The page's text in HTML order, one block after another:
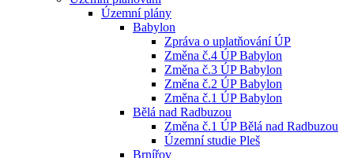
Územní plány
Babylon
Zpráva o uplatňování ÚP
Změna č.4 ÚP Babylon
Změna č.3 ÚP Babylon
Změna č.2 ÚP Babylon
Změna č.1 ÚP Babylon
Bělá nad Radbuzou
Změna č.1 ÚP Bělá nad Radbuzou
Územní studie Pleš
Brnířov